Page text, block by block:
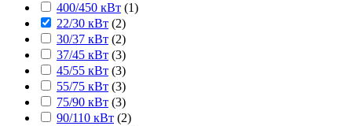
400/450 кВт (1)
22/30 кВт (2)
30/37 кВт (2)
37/45 кВт (3)
45/55 кВт (3)
55/75 кВт (3)
75/90 кВт (3)
90/110 кВт (2)